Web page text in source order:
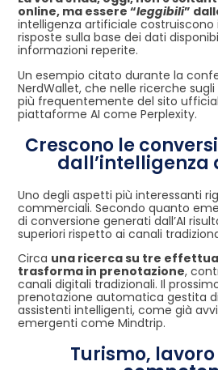
online, ma essere “leggibili”
intelligenza artificiale
risposte sulla base dei dati
informazioni reperite.
Un esempio citato durante la
NerdWallet, che nelle ricerche
più frequentemente del sito
piattaforme AI come Perplexity.
Crescono le
Uno degli aspetti più interessanti
commerciali. Secondo quanto
di conversione generati dall’AI
superiori rispetto ai canali
Circa una ricerca su tre
trasforma in prenotazione,
canali digitali tradizionali. Il
prenotazione automatica gestita
assistenti intelligenti, come già
emergenti come Mindtrip.
Turismo,